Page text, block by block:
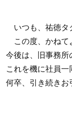
いつも、祐徳タ
この度、かねて
今後は、旧事務所
これを機に社員一
何卒、引き続きお